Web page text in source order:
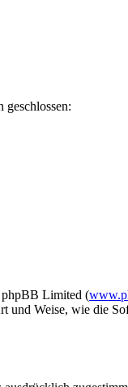
phpBB Limited (
und Weise, wie die